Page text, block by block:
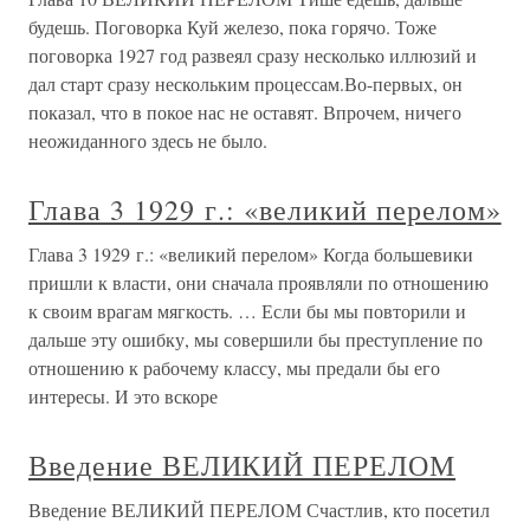
будешь. Поговорка Куй железо, пока горячо. Тоже
поговорка 1927 год развеял сразу несколько иллюзий и
дал старт сразу нескольким процессам.Во-первых, он
показал, что в покое нас не оставят. Впрочем, ничего
неожиданного здесь не было.
Глава 3 1929 г.: «великий перелом»
Глава 3 1929 г.: «великий перелом» Когда большевики
пришли к власти, они сначала проявляли по отношению
к своим врагам мягкость. … Если бы мы повторили и
дальше эту ошибку, мы совершили бы преступление по
отношению к рабочему классу, мы предали бы его
интересы. И это вскоре
Введение ВЕЛИКИЙ ПЕРЕЛОМ
Введение ВЕЛИКИЙ ПЕРЕЛОМ Счастлив, кто посетил